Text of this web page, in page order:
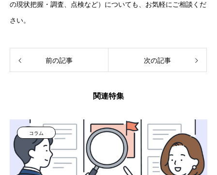
の現状把握・調査、点検など）についても、お気軽にご相談くだ
さい。
前の記事 次の記事
関連特集
コラム